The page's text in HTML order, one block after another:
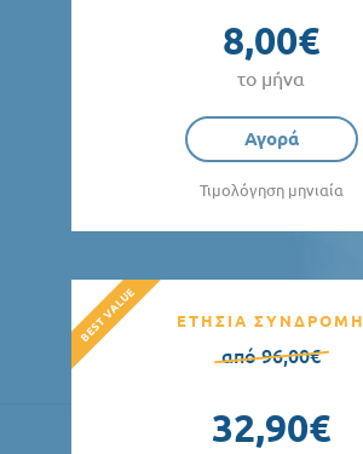
8,00€
το μήνα
Αγορά
Τιμολόγηση μηνιαία
ΕΤΗΣΙΑ ΣΥΝΔΡΟΜΗ
από 96,00€
32,90€